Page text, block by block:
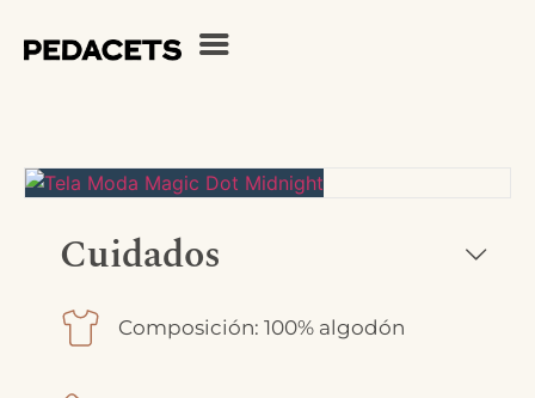
Cuidados
Composición: 100% algodón